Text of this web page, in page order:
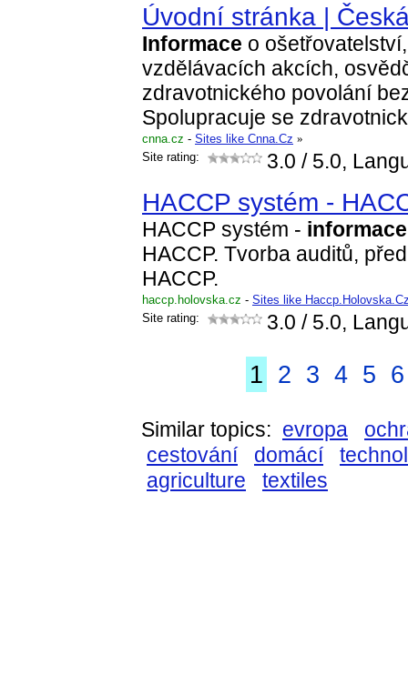
Úvodní stránka |
Informace o
vzdělávacích akcích,
zdravotnického povolání
Spolupracuje se
cnna.cz - Sites like Cnna.Cz »
Site rating:
3.0 / 5.0,
HACCP systém -
HACCP systém - informace
HACCP. Tvorba auditů,
HACCP.
haccp.holovska.cz - Sites like
Site rating:
3.0 / 5.0,
1 2 3 4 5 6
Similar topics: evropa
cestování
domácí
agriculture
textiles